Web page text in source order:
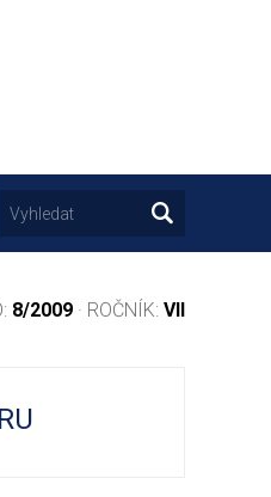
8/2009 · ROČNÍK: VII